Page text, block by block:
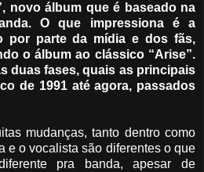
novo álbum que é baseado na
O que impressiona é a
por parte da mídia e dos fãs,
o álbum ao clássico “Arise”.
duas fases, quais as principais
de 1991 até agora, passados
mudanças, tanto dentro como
e o vocalista são diferentes o que
pra banda, apesar de